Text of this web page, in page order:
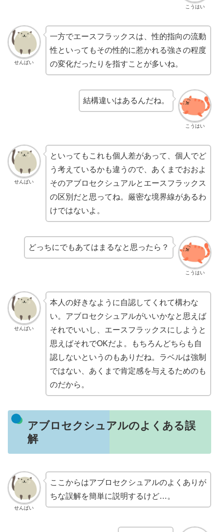
こうはい
せんぱい
一方でエースフラックスは、性的指向の流動
性といってもその性的に惹かれる強さの程度
の変化だったりを指すことが多いね。
こうはい
結構違いはあるんだね。
せんぱい
といってもこれも個人差があって、個人でど
う考えているかも違うので、あくまでおおよ
そのアブロセクシュアルとエースフラックス
の区別だと思ってね。厳密な境界線があるわ
けではないよ。
こうはい
どっちにでもあてはまるなと思ったら？
せんぱい
本人の好きなように自認してくれて構わな
い。アブロセクシュアルがいいかなと思えば
それでいいし、エースフラックスにしようと
思えばそれでOKだよ。もちろんどちらも自
認しないというのもありだね。ラベルは強制
ではない、あくまで肯定感を与えるためのも
のだから。
アブロセクシュアルのよくある誤
解
せんぱい
ここからはアブロセクシュアルのよくありが
ちな誤解を簡単に説明するけど…。